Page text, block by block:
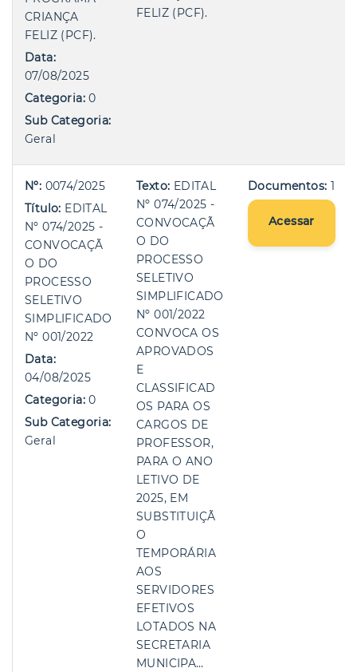
CRIANÇA
FELIZ (PCF).
Data:
07/08/2025
Categoria:0
Sub Categoria:
Geral
FELIZ (PCF).
Nº: 0074/2025
Título: EDITAL
Nº 074/2025 -
CONVOCAÇÃ
O DO
PROCESSO
SELETIVO
SIMPLIFICADO
Nº 001/2022
Data:
04/08/2025
Categoria:0
Sub Categoria:
Geral
Texto: EDITAL
Nº 074/2025 -
CONVOCAÇÃ
O DO
PROCESSO
SELETIVO
SIMPLIFICADO
Nº 001/2022
CONVOCA OS
APROVADOS
E
CLASSIFICAD
OS PARA OS
CARGOS DE
PROFESSOR,
PARA O ANO
LETIVO DE
2025, EM
SUBSTITUIÇÃ
O
TEMPORÁRIA
AOS
SERVIDORES
EFETIVOS
LOTADOS NA
SECRETARIA
MUNICIPA…
Documentos: 1
Acessar